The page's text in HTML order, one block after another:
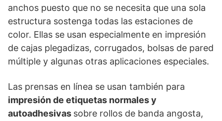
anchos puesto que no se necesita que una sola
estructura sostenga todas las estaciones de
color. Ellas se usan especialmente en impresión
de cajas plegadizas, corrugados, bolsas de pared
múltiple y algunas otras aplicaciones especiales.
Las prensas en línea se usan también para
impresión de etiquetas normales y
autoadhesivas sobre rollos de banda angosta,